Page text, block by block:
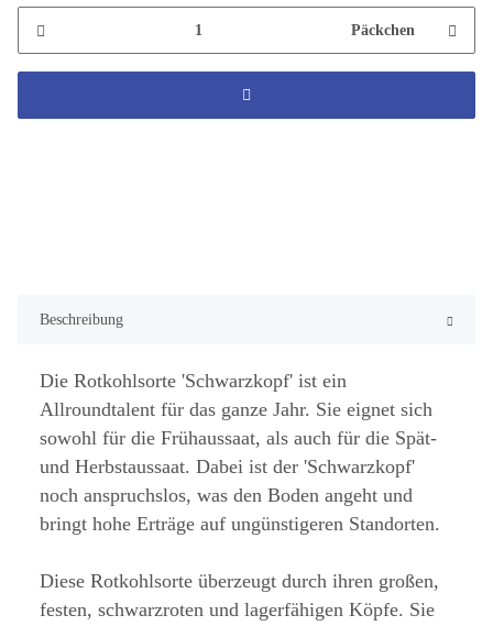
Päckchen
Beschreibung
Die Rotkohlsorte 'Schwarzkopf' ist ein
Allroundtalent für das ganze Jahr. Sie eignet sich
sowohl für die Frühaussaat, als auch für die Spät-
und Herbstaussaat. Dabei ist der 'Schwarzkopf'
noch anspruchslos, was den Boden angeht und
bringt hohe Erträge auf ungünstigeren Standorten.
Diese Rotkohlsorte überzeugt durch ihren großen,
festen, schwarzroten und lagerfähigen Köpfe. Sie